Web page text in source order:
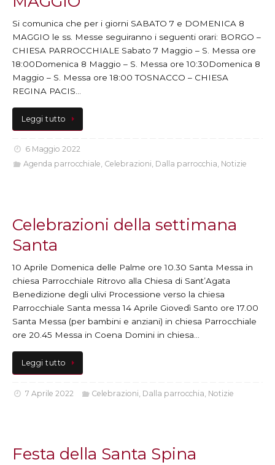
Si comunica che per i giorni SABATO 7 e DOMENICA 8
MAGGIO le ss. Messe seguiranno i seguenti orari: BORGO –
CHIESA PARROCCHIALE Sabato 7 Maggio – S. Messa ore
18:00Domenica 8 Maggio – S. Messa ore 10:30Domenica 8
Maggio – S. Messa ore 18:00 TOSNACCO – CHIESA
REGINA PACIS…
Leggi tutto
6 Maggio 2022
Agenda parrocchiale, Celebrazioni, Dalla parrocchia, Notizie
Celebrazioni della settimana
Santa
10 Aprile Domenica delle Palme ore 10.30 Santa Messa in
chiesa Parrocchiale Ritrovo alla Chiesa di Sant’Agata
Benedizione degli ulivi Processione verso la chiesa
Parrocchiale Santa messa 14 Aprile Giovedì Santo ore 17.00
Santa Messa (per bambini e anziani) in chiesa Parrocchiale
ore 20.45 Messa in Coena Domini in chiesa…
Leggi tutto
7 Aprile 2022 Celebrazioni Dalla parrocchia Notizie
Festa della Santa Spina